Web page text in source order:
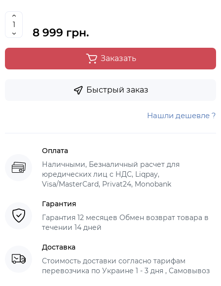
8 999 грн.
Заказать
Быстрый заказ
Нашли дешевле ?
Оплата
Наличными, Безналичный расчет для
юредических лиц с НДС, Liqpay,
Visa/MasterCard, Privat24, Monobank
Гарантия
Гарантия 12 месяцев Обмен возврат товара в
течении 14 дней
Доставка
Стоимость доставки согласно тарифам
перевозчика по Украине 1 - 3 дня , Самовывоз